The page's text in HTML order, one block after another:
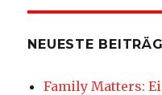
NEUESTE
Family Matters: